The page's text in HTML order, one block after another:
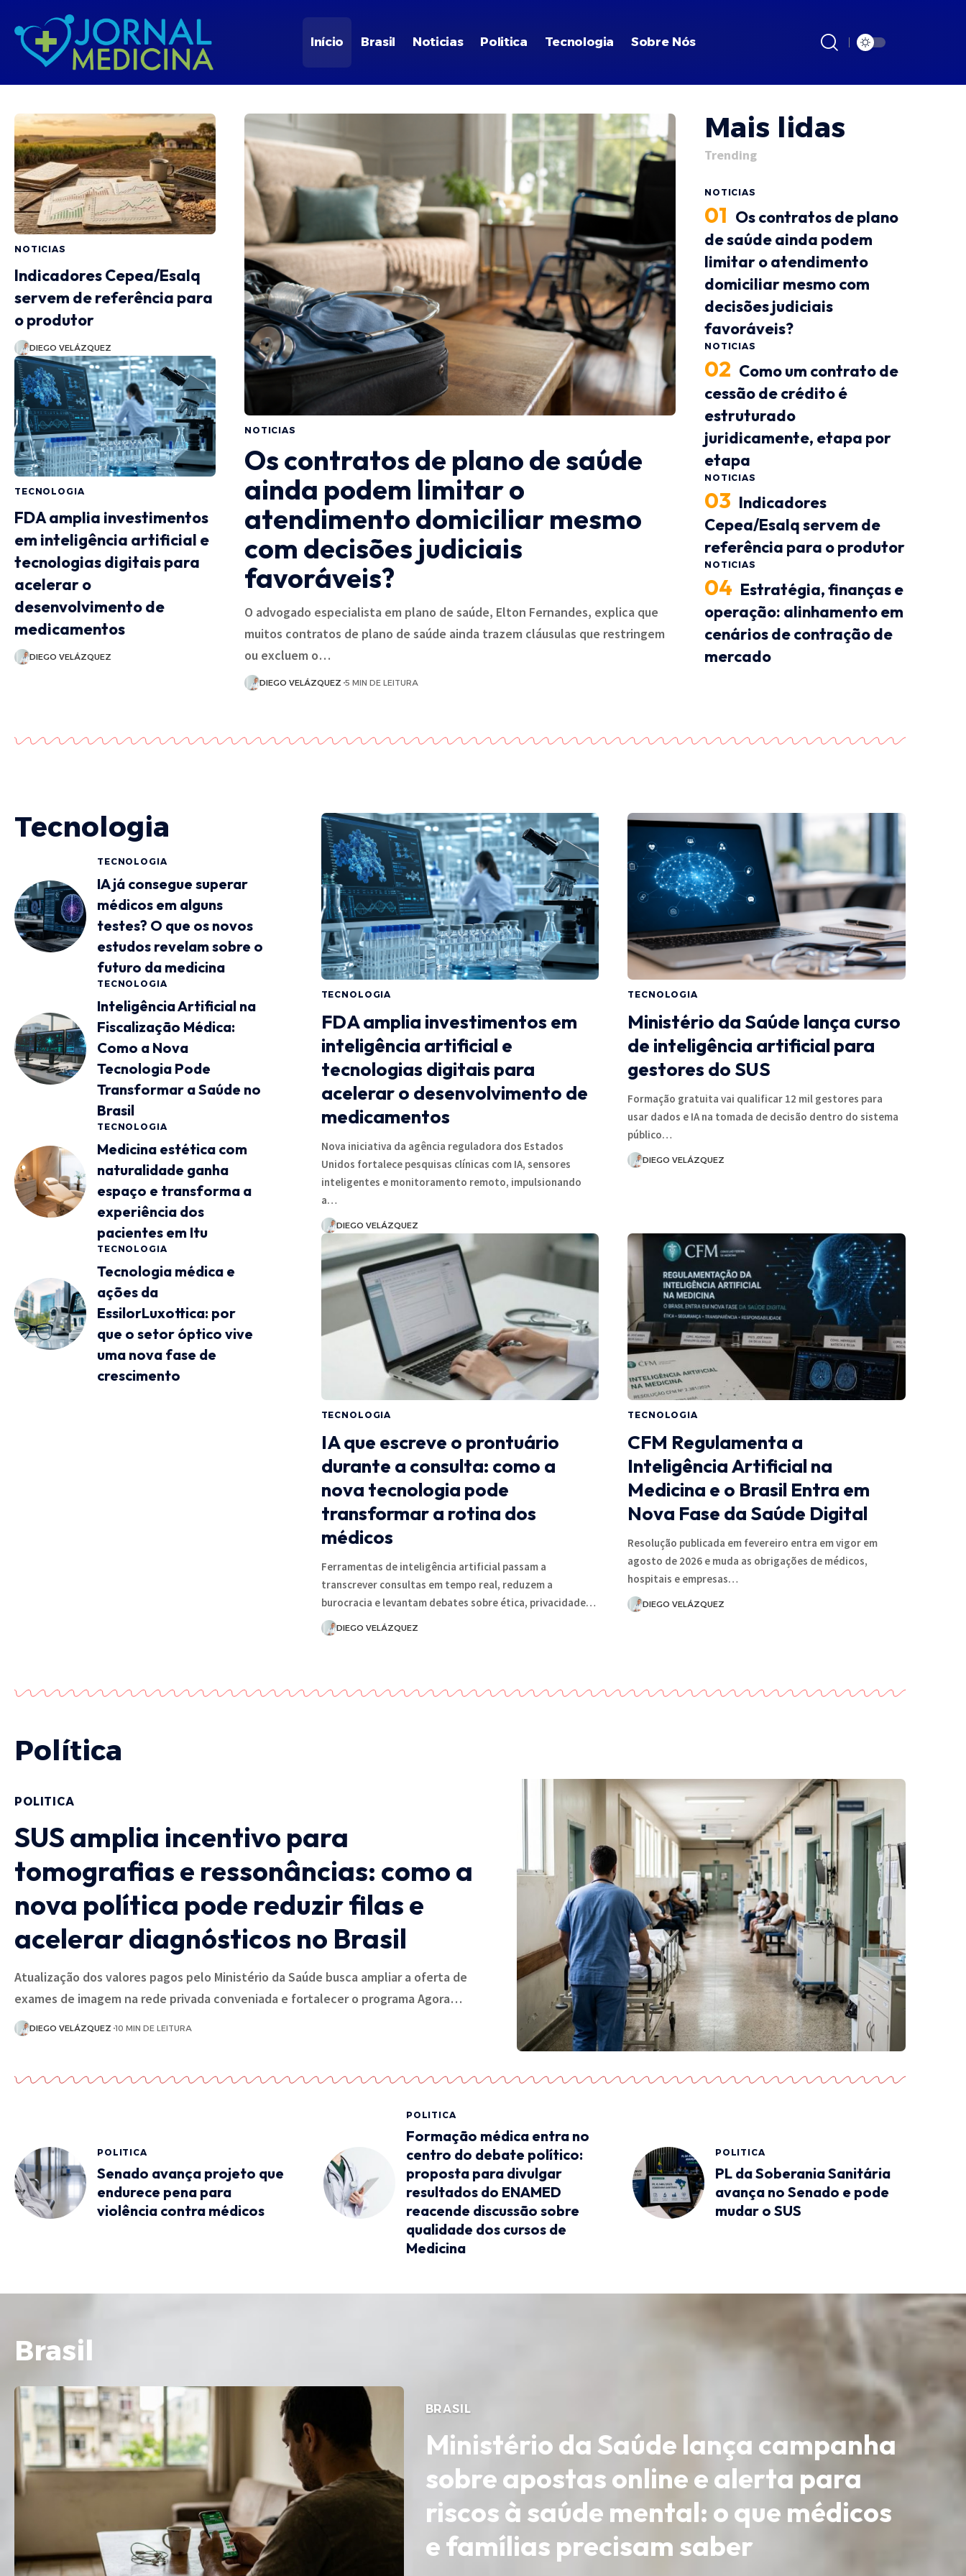
Início Brasil Noticias Politica Tecnologia Sobre Nós
NOTICIAS
Indicadores Cepea/Esalq
servem de referência para
o produtor
DIEGO VELÁZQUEZ
TECNOLOGIA
FDA amplia investimentos
em inteligência artificial e
tecnologias digitais para
acelerar o
desenvolvimento de
medicamentos
DIEGO VELÁZQUEZ
NOTICIAS
Os contratos de plano de saúde
ainda podem limitar o
atendimento domiciliar mesmo
com decisões judiciais
favoráveis?
O advogado especialista em plano de saúde, Elton Fernandes, explica que
muitos contratos de plano de saúde ainda trazem cláusulas que restringem
ou excluem o…
DIEGO VELÁZQUEZ 5 MIN DE LEITURA
Mais lidas
Trending
NOTICIAS
Os contratos de plano
de saúde ainda podem
limitar o atendimento
domiciliar mesmo com
decisões judiciais
favoráveis?
NOTICIAS
Como um contrato de
cessão de crédito é
estruturado
juridicamente, etapa por
etapa
NOTICIAS
Indicadores
Cepea/Esalq servem de
referência para o produtor
NOTICIAS
Estratégia, finanças e
operação: alinhamento em
cenários de contração de
mercado
Tecnologia
TECNOLOGIA
IA já consegue superar
médicos em alguns
testes? O que os novos
estudos revelam sobre o
futuro da medicina
TECNOLOGIA
Inteligência Artificial na
Fiscalização Médica:
Como a Nova
Tecnologia Pode
Transformar a Saúde no
Brasil
TECNOLOGIA
Medicina estética com
naturalidade ganha
espaço e transforma a
experiência dos
pacientes em Itu
TECNOLOGIA
Tecnologia médica e
ações da
EssilorLuxottica: por
que o setor óptico vive
uma nova fase de
crescimento
TECNOLOGIA
FDA amplia investimentos em
inteligência artificial e
tecnologias digitais para
acelerar o desenvolvimento de
medicamentos
Nova iniciativa da agência reguladora dos Estados
Unidos fortalece pesquisas clínicas com IA, sensores
inteligentes e monitoramento remoto, impulsionando
a…
DIEGO VELÁZQUEZ
TECNOLOGIA
Ministério da Saúde lança curso
de inteligência artificial para
gestores do SUS
Formação gratuita vai qualificar 12 mil gestores para
usar dados e IA na tomada de decisão dentro do sistema
público…
DIEGO VELÁZQUEZ
TECNOLOGIA
IA que escreve o prontuário
durante a consulta: como a
nova tecnologia pode
transformar a rotina dos
médicos
Ferramentas de inteligência artificial passam a
transcrever consultas em tempo real, reduzem a
burocracia e levantam debates sobre ética, privacidade…
DIEGO VELÁZQUEZ
TECNOLOGIA
CFM Regulamenta a
Inteligência Artificial na
Medicina e o Brasil Entra em
Nova Fase da Saúde Digital
Resolução publicada em fevereiro entra em vigor em
agosto de 2026 e muda as obrigações de médicos,
hospitais e empresas…
DIEGO VELÁZQUEZ
Política
POLITICA
SUS amplia incentivo para
tomografias e ressonâncias: como a
nova política pode reduzir filas e
acelerar diagnósticos no Brasil
Atualização dos valores pagos pelo Ministério da Saúde busca ampliar a oferta de
exames de imagem na rede privada conveniada e fortalecer o programa Agora…
DIEGO VELÁZQUEZ 10 MIN DE LEITURA
POLITICA
Senado avança projeto que
endurece pena para
violência contra médicos
POLITICA
Formação médica entra no
centro do debate político:
proposta para divulgar
resultados do ENAMED
reacende discussão sobre
qualidade dos cursos de
Medicina
POLITICA
PL da Soberania Sanitária
avança no Senado e pode
mudar o SUS
Brasil
BRASIL
Ministério da Saúde lança campanha
sobre apostas online e alerta para
riscos à saúde mental: o que médicos
e famílias precisam saber